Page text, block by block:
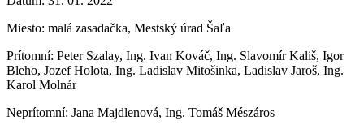
Miesto: malá zasadačka, Mestský úrad Šaľa
Prítomní: Peter Szalay, Ing. Ivan Kováč, Ing. Slavomír Kališ, Igor
Bleho, Jozef Holota, Ing. Ladislav Mitošinka, Ladislav Jaroš, Ing.
Karol Molnár
Neprítomní: Jana Majdlenová, Ing. Tomáš Mészáros